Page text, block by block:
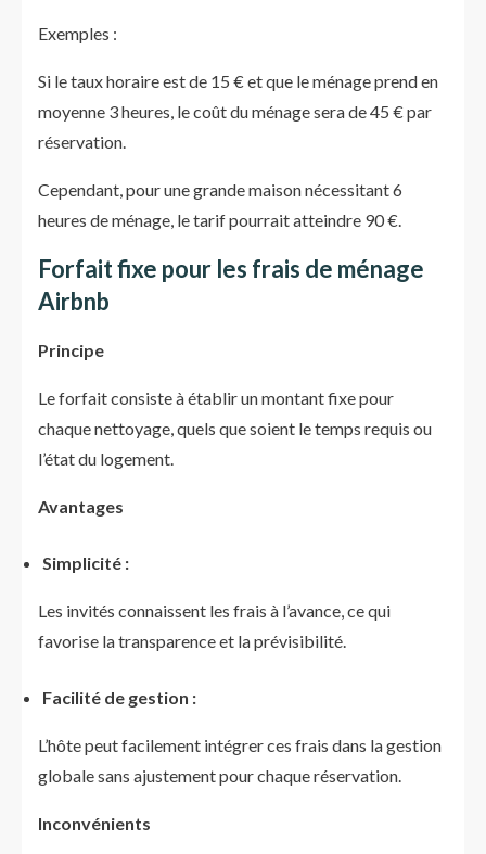
Exemples :
Si le taux horaire est de 15 € et que le ménage prend en
moyenne 3 heures, le coût du ménage sera de 45 € par
réservation.
Cependant, pour une grande maison nécessitant 6
heures de ménage, le tarif pourrait atteindre 90 €.
Forfait fixe pour les frais de ménage
Airbnb
Principe
Le forfait consiste à établir un montant fixe pour
chaque nettoyage, quels que soient le temps requis ou
l’état du logement.
Avantages
Simplicité :
Les invités connaissent les frais à l’avance, ce qui
favorise la transparence et la prévisibilité.
Facilité de gestion :
L’hôte peut facilement intégrer ces frais dans la gestion
globale sans ajustement pour chaque réservation.
Inconvénients